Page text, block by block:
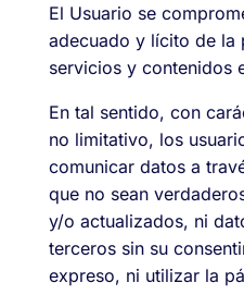
El Usuario se
adecuado y lícito de la
servicios y contenidos
En tal sentido, con
no limitativo, los
comunicar datos a
que no sean
y/o actualizados, ni
terceros sin su
expreso, ni utilizar la